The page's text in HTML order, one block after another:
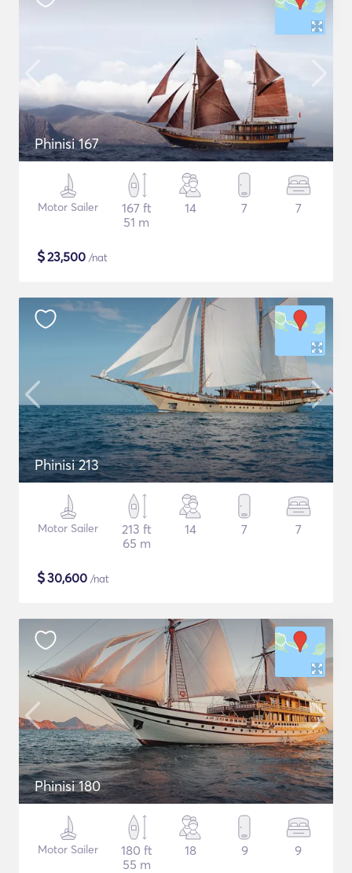
Phinisi 167
Motor Sailer
167 ft
51 m
14 7 7
$23,500 /nat
Phinisi 213
Motor Sailer
213 ft
65 m
14 7 7
$30,600 /nat
Phinisi 180
Motor Sailer
180 ft
55 m
18 9 9